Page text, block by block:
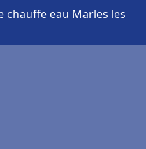
chauffe eau Marles les